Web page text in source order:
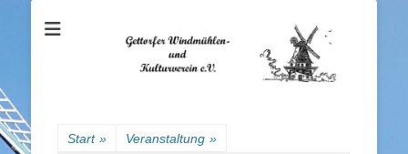
Gettorfer
Windmühlen- und
Kulturverein e.V.
Start » Veranstaltung »